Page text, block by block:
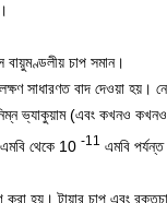
বায়ুমণ্ডলীয় চাপ সমান।
সাধারণত বাদ দেওয়া হয়।
ভ্যাকুয়াম (এবং কখনও কখনও
এমবি থেকে 10 -11 এমবি
করা হয়। টায়ার চাপ এবং